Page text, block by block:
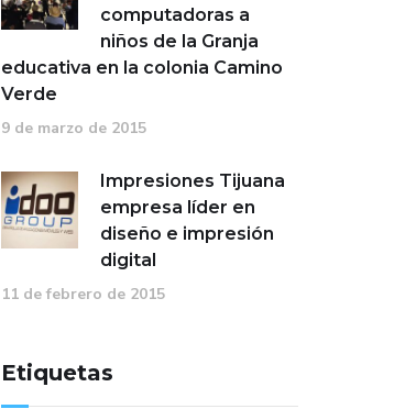
computadoras a
niños de la Granja
educativa en la colonia Camino
Verde
9 de marzo de 2015
Impresiones Tijuana
empresa líder en
diseño e impresión
digital
11 de febrero de 2015
Etiquetas